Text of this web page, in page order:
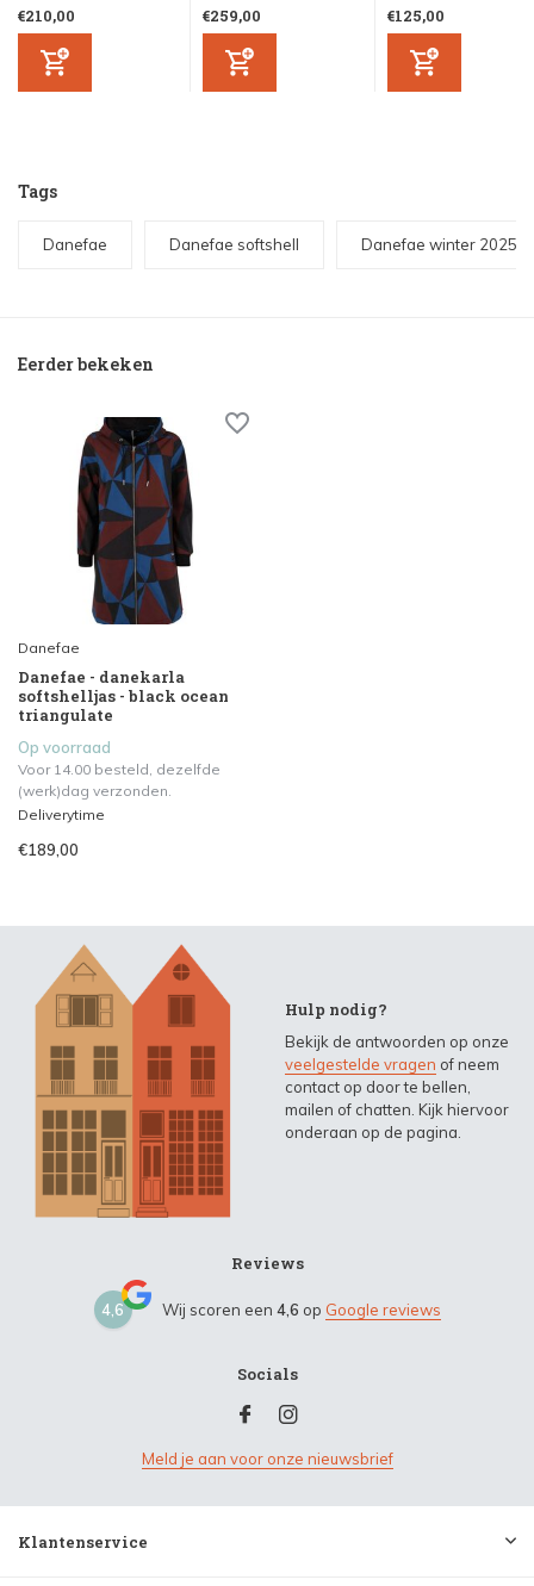
€210,00
€259,00
€125,00
Tags
Danefae Danefae softshell Danefae winter 2025-
Eerder bekeken
Danefae
Danefae - danekarla
softshelljas - black ocean
triangulate
Op voorraad
Voor 14.00 besteld, dezelfde
(werk)dag verzonden.
Deliverytime
€189,00
Hulp nodig?
Bekijk de antwoorden op onze
veelgestelde vragen of neem
contact op door te bellen,
mailen of chatten. Kijk hiervoor
onderaan op de pagina.
Reviews
4,6 Wij scoren een 4,6 op Google reviews
Socials
Meld je aan voor onze nieuwsbrief
Klantenservice